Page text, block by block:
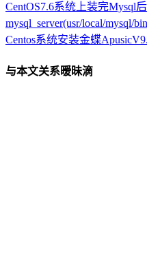
CentOS7.6系统上装完Mysql
mysql_server(usr/local/mysql/
Centos系统安装金蝶
与本文关系暧昧滴